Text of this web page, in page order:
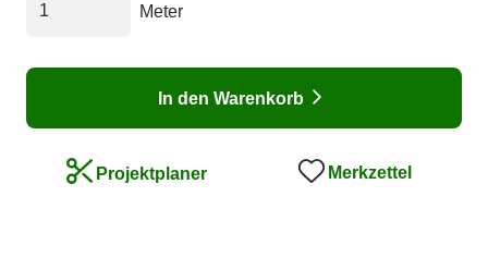
Meter
In den Warenkorb
Projektplaner Merkzettel